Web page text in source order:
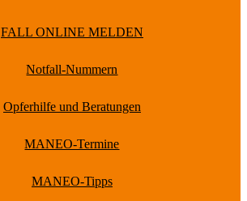
FALL ONLINE MELDEN
Notfall-Nummern
Opferhilfe und Beratungen
MANEO-Termine
MANEO-Tipps